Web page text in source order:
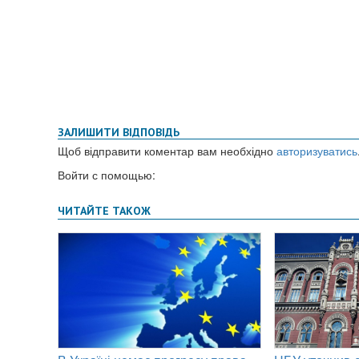
ЗАЛИШИТИ ВІДПОВІДЬ
Щоб відправити коментар вам необхідно авторизуватись
Войти с помощью: